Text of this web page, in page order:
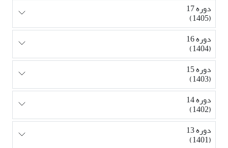
دوره 17
(1405)
دوره 16
(1404)
دوره 15
(1403)
دوره 14
(1402)
دوره 13
(1401)